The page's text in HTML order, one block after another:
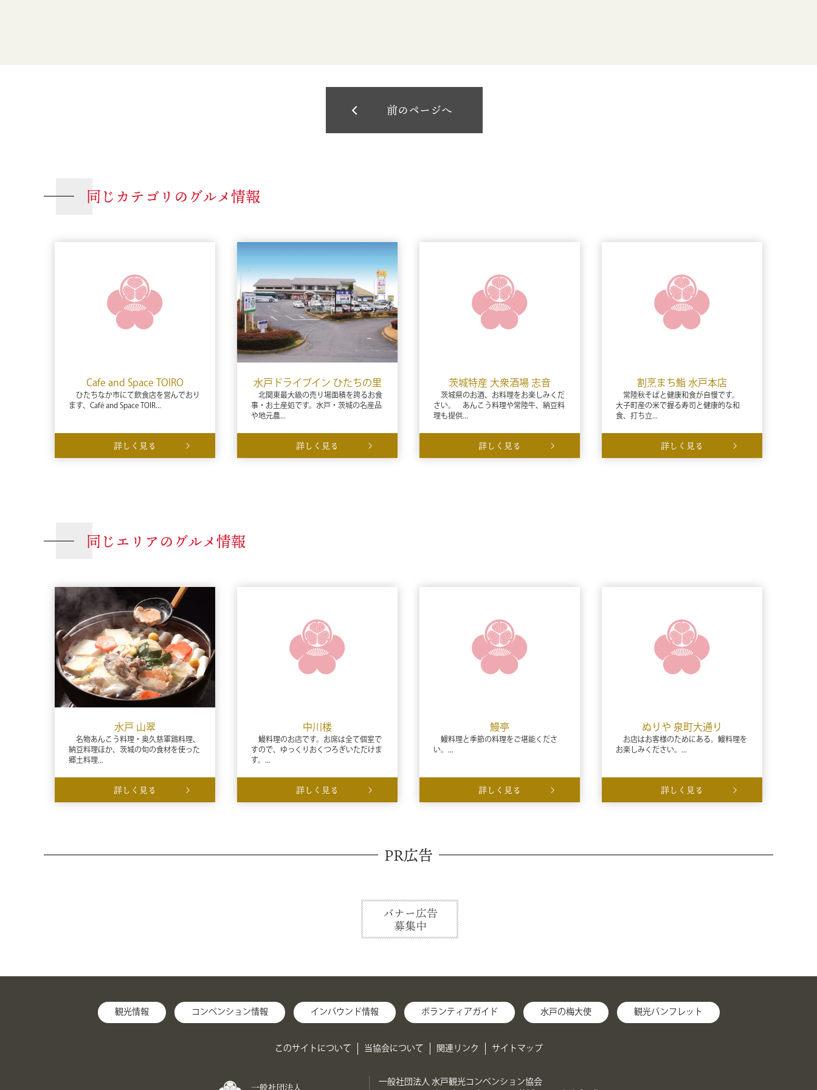
前のページへ
同じカテゴリのグルメ情報
Cafe and Space TOIRO
ひたちなか市にて飲食店を営んでおり
ます、Café and Space TOIR...
詳しく見る
水戸ドライブイン ひたちの里
北関東最大級の売り場面積を誇るお食
事・お土産処です。水戸・茨城の名産品
や地元農...
詳しく見る
茨城特産 大衆酒場 志音
茨城県のお酒、お料理をお楽しみくだ
さい。 あんこう料理や常陸牛、納豆料
理も提供...
詳しく見る
割烹まち鮨 水戸本店
常陸秋そばと健康和食が自慢です。
大子町産の米で握る寿司と健康的な和
食、打ち立...
詳しく見る
同じエリアのグルメ情報
水戸 山翠
名物あんこう料理・奥久慈軍鶏料理、
納豆料理ほか、茨城の旬の食材を使った
郷土料理...
詳しく見る
中川楼
鰻料理のお店です。お席は全て個室で
すので、ゆっくりおくつろぎいただけま
す。...
詳しく見る
鰻亭
鰻料理と季節の料理をご堪能くださ
い。...
詳しく見る
ぬりや 泉町大通り
お店はお客様のためにある。鰻料理を
お楽しみください。...
詳しく見る
PR広告
観光情報 コンベンション情報 インバウンド情報 ボランティアガイド 水戸の梅大使 観光パンフレット
このサイトについて 当協会について 関連リンク サイトマップ
一般社団法人 水戸観光コンベンション協会